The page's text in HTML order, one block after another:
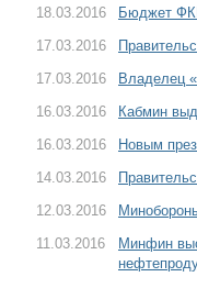
18.03.2016
Бюджет
17.03.2016
17.03.2016
Владелец
16.03.2016
Кабмин
16.03.2016
Новым
14.03.2016
12.03.2016
11.03.2016
Минфин